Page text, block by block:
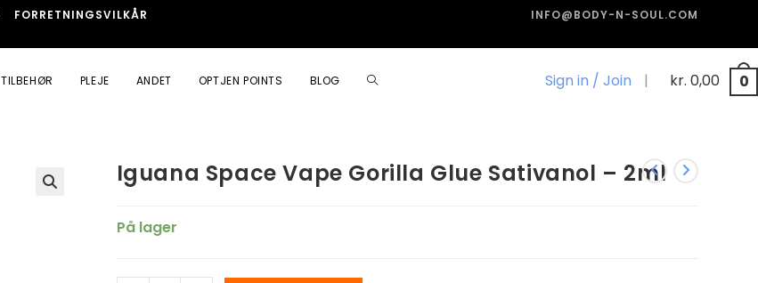
FORRETNINGSVILKÅR INFO@BODY-N-SOUL.COM
Sign in / Join | kr. 0,00 0
TILBEHØR PLEJE ANDET OPTJEN POINTS BLOG
Iguana Space Vape Gorilla Glue Sativanol – 2ml
På lager